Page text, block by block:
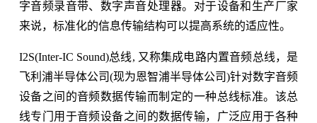
字音频录音带、数字声音处理器。对于设备和生产厂家
来说，标准化的信息传输结构可以提高系统的适应性。
I2S(Inter-IC Sound)总线, 又称集成电路内置音频总线，是
飞利浦半导体公司(现为恩智浦半导体公司)针对数字音频
设备之间的音频数据传输而制定的一种总线标准。该总
线专门用于音频设备之间的数据传输，广泛应用于各种